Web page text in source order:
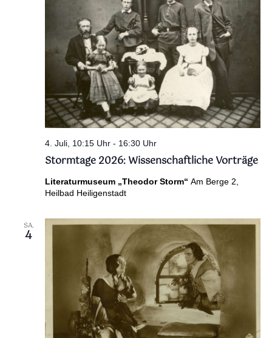
4. Juli, 10:15 Uhr- 16:30 Uhr
Stormtage 2026: Wissenschaftliche Vorträge
Literaturmuseum „Theodor Storm“ Am Berge 2,
Heilbad Heiligenstadt
SA.
4